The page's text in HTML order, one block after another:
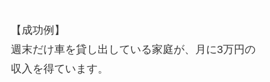
【成功例】
週末だけ車を貸し出している家庭が、月に3万円の
収入を得ています。